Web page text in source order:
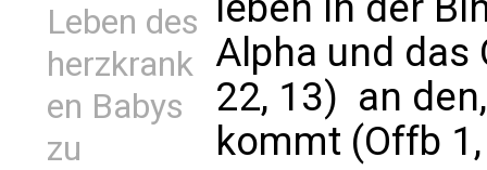
Leben des
herzkrank
en Babys
zu
Alpha und das
22, 13)  an
kommt (Offb